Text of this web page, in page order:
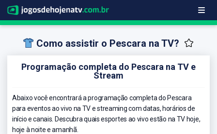
Como assistir o Pescara na TV?
Programação completa do Pescara na TV e
Stream
Abaixo você encontrará a programação completa do Pescara
para eventos ao vivo na TV e streaming com datas, horários de
início e canais. Descubra quais esportes ao vivo estão na TV hoje,
hoje à noite e amanhã.